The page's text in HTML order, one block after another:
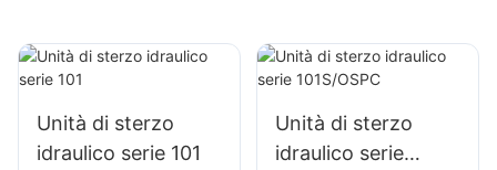
Unità di sterzo
idraulico serie 101
Unità di sterzo
idraulico serie